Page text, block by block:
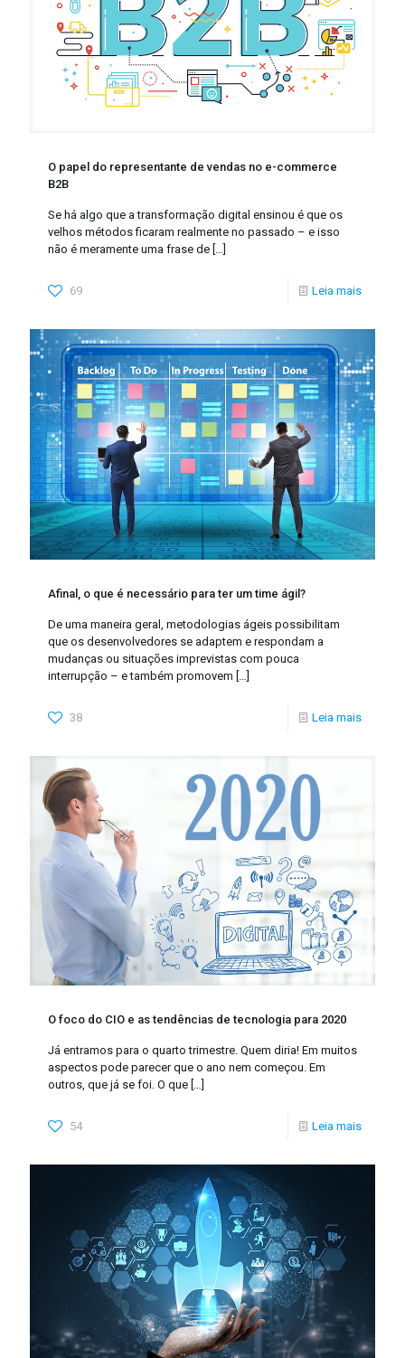
O papel do representante de vendas no e-commerce
B2B
Se há algo que a transformação digital ensinou é que os
velhos métodos ficaram realmente no passado – e isso
não é meramente uma frase de
69 Leia mais
Afinal, o que é necessário para ter um time ágil?
De uma maneira geral, metodologias ágeis possibilitam
que os desenvolvedores se adaptem e respondam a
mudanças ou situações imprevistas com pouca
interrupção – e também promovem […]
38 Leia mais
O foco do CIO e as tendências de tecnologia para 2020
Já entramos para o quarto trimestre. Quem diria! Em muitos
aspectos pode parecer que o ano nem começou. Em
outros, que já se foi. O que […]
54 Leia mais